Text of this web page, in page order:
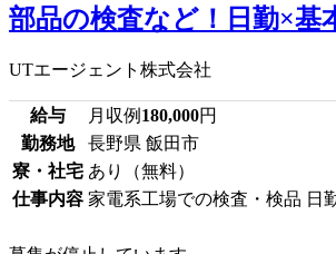
部品の検査など！日勤×基
UTエージェント株式会社
給与 月収例 180,000円
勤務地
長野県 飯田市
寮・社宅 あり（無料）
仕事内容 家電系工場での検査・検品 日